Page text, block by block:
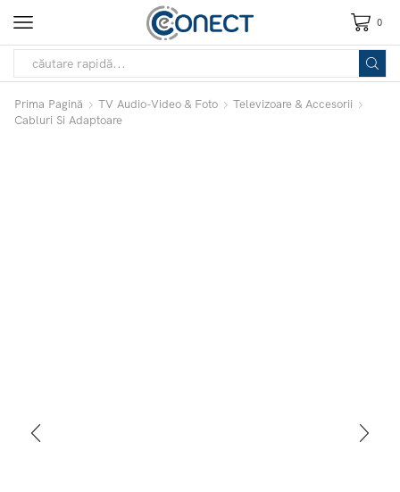
0
Prima Pagină TV Audio-Video & Foto
Televizoare & Accesorii
Cabluri Si Adaptoare